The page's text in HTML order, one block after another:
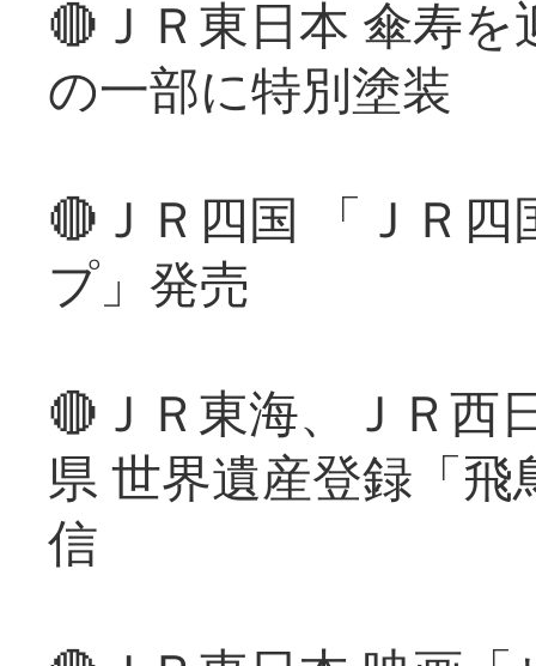
🔴ＪＲ東日本 傘寿
の一部に特別塗装
🔴ＪＲ四国 「ＪＲ
プ」発売
🔴ＪＲ東海、ＪＲ西
県 世界遺産登録「
信